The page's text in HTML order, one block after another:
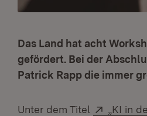
Das Land hat acht
gefördert. Bei der
Patrick Rapp die immer
Unter dem Titel Extern:
„KI in